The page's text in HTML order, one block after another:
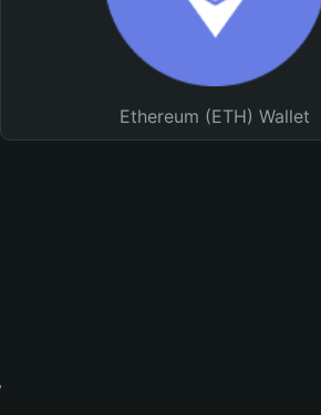
Ethereum (ETH) Wallet